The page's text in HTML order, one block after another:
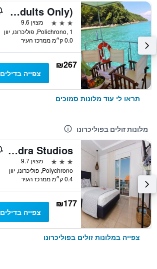
Akrogiali Exclusive Hotel (Adults Only)
3 כוכבים
מצוין 9.6
Polichrono, 1, פוליכרונו, יוון
0.0 ק״מ ממרכז העיר
₪267
צפייה בדילים
תראו לי עוד מלונות סמוכים
מלונות זולים בפוליכרונו
Kassandra Studios
3 כוכבים
מצוין 9.7
Polychrono, פוליכרונו, יוון
0.4 ק״מ ממרכז העיר
₪177
צפייה בדילים
צפייה במלונות זולים בפוליכרונו